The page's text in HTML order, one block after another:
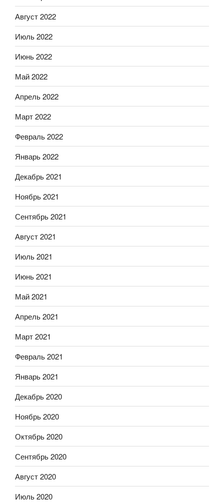
Август 2022
Июль 2022
Июнь 2022
Май 2022
Апрель 2022
Март 2022
Февраль 2022
Январь 2022
Декабрь 2021
Ноябрь 2021
Сентябрь 2021
Август 2021
Июль 2021
Июнь 2021
Май 2021
Апрель 2021
Март 2021
Февраль 2021
Январь 2021
Декабрь 2020
Ноябрь 2020
Октябрь 2020
Сентябрь 2020
Август 2020
Июль 2020